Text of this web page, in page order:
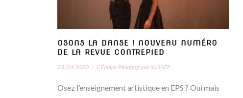
OSONS LA DANSE ! NOUVEAU NUMÉRO
DE LA REVUE CONTREPIED
23 Oct 2020 / L' Équipe Pédagogique du SNEP
Osez l’enseignement artistique en EPS ? Oui mais